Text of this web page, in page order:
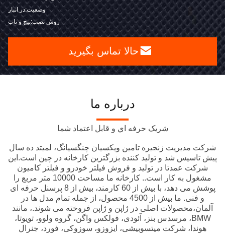
وضعیت:در انبار
روش نصب:پیچ و تاب
حالا تماس بگیرید
درباره ما
شريک حرفه اي و قابل اعتماد شما
شرکت مدیریت زنجیره تامین ویکسیان چنگسیانگ، لمیتد ده سال
پیش تاسیس شد و تولید کننده بزرگترین کارخانه در چین است.این
شرکت عمدتا در تولید و فروش فیلتر خودرو و فیلتر کامیون
مشغول به کار است.. کارخانه ما مساحت 10000 متر مربع را
پوشش می دهد، با بیش از 60 کارمند، بیش از 8 پرسنل حرفه ای
و فنی. ما بیش از 4500 محصول، از جمله تمام مدل ها در
آلمان،محصولات اصلی در ژاپن و ژاپن فروخته می شوند.، مانند
BMW، مرسدس بنز، آئودی، فولکس واگن، گروه ولوو، تویوتا،
هوندا، شرکت میتسوبیشی، ایزوزو، سوزوکی، فورد، جنرال